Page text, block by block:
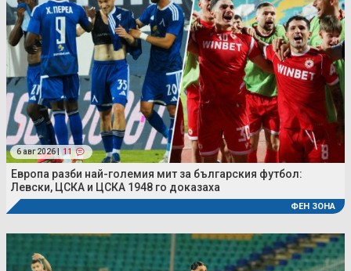
6 авг 2026 | 11
Европа разби най-големия мит за българския футбол:
Левски, ЦСКА и ЦСКА 1948 го доказаха
ФЕН ЗОНА